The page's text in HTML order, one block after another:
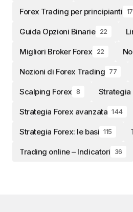
Forex Trading per principianti
Guida Opzioni Binarie 22
Migliori Broker Forex 22
Nozioni di Forex Trading 77
Scalping Forex 8 Strategia
Strategia Forex avanzata 144
Strategia Forex: le basi 115
Trading online – Indicatori 36